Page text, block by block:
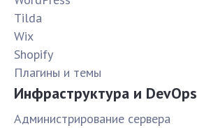
Tilda
Wix
Shopify
Плагины и темы
Инфраструктура и DevOps
Администрирование сервера